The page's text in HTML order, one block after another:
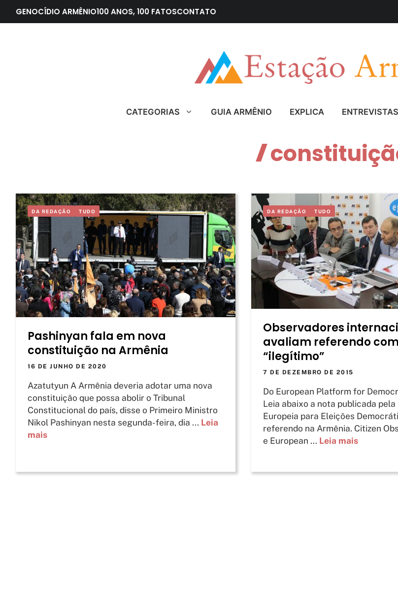
para
GENOCÍDIO ARMÊNIO100 ANOS, 100 FATOSCONTATO
CATEGORIAS GUIA ARMÊNIO EXPLICA ENTREVISTAS
DA REDAÇÃO TUDO
Pashinyan fala em nova
constituição na Armênia
16 DE JUNHO DE 2020
Azatutyun A Armênia deveria adotar uma nova
constituição que possa abolir o Tribunal
Constitucional do país, disse o Primeiro Ministro
Nikol Pashinyan nesta segunda-feira, dia ... Leia
mais
DA REDAÇÃO TUDO
Observadores
avaliam referendo
“ilegítimo”
7 DE DEZEMBRO DE 2015
Do European Platform for
Leia abaixo a nota publicada
Europeia para Eleições
referendo na Armênia. Citizen
e European ... Leia mais